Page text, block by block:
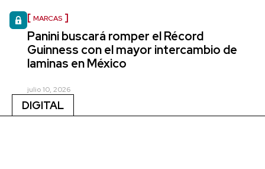
MARCAS
Panini buscará romper el Récord
Guinness con el mayor intercambio de
laminas en México
julio 10, 2026
DIGITAL